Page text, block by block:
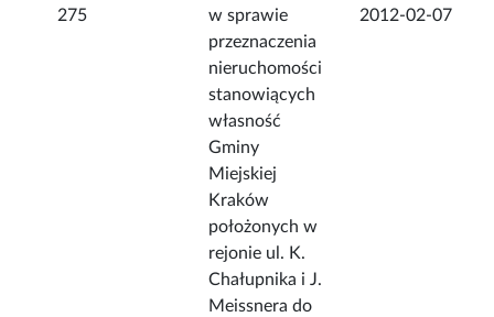
275
w sprawie
przeznaczenia
nieruchomości
stanowiących
własność
Gminy
Miejskiej
Kraków
położonych w
rejonie ul. K.
Chałupnika i J.
Meissnera do
2012-02-07